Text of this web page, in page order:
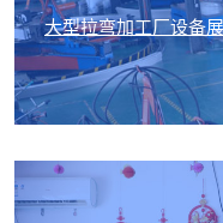
大型拉弯加工厂设备